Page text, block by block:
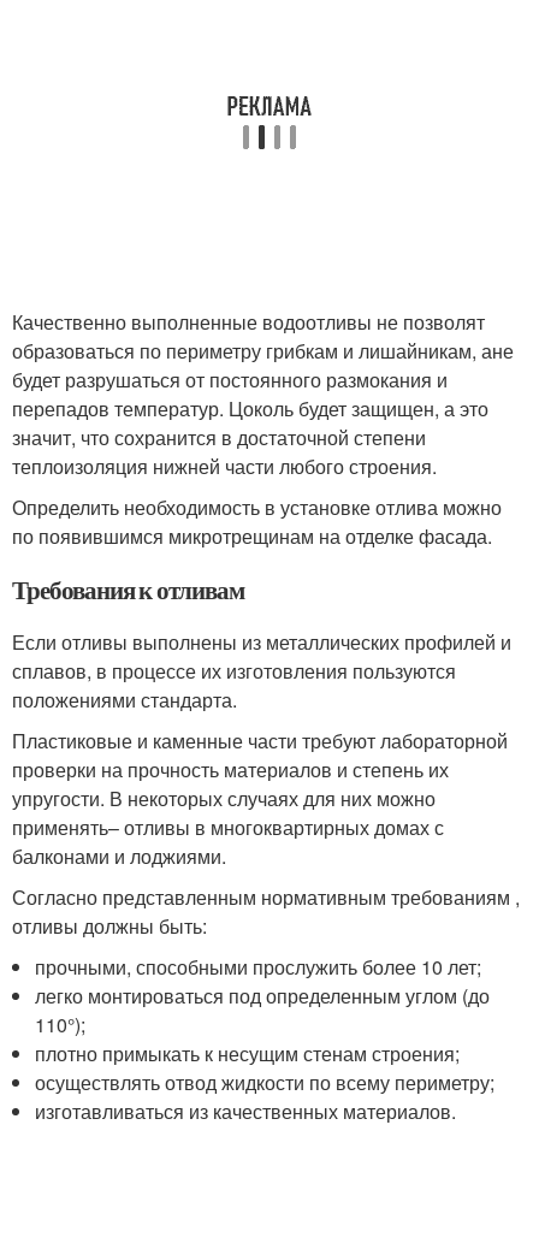
Качественно выполненные водоотливы не позволят
образоваться по периметру грибкам и лишайникам, ане
будет разрушаться от постоянного размокания и
перепадов температур. Цоколь будет защищен, а это
значит, что сохранится в достаточной степени
теплоизоляция нижней части любого строения.
Определить необходимость в установке отлива можно
по появившимся микротрещинам на отделке фасада.
Требования к отливам
Если отливы выполнены из металлических профилей и
сплавов, в процессе их изготовления пользуются
положениями стандарта.
Пластиковые и каменные части требуют лабораторной
проверки на прочность материалов и степень их
упругости. В некоторых случаях для них можно
применять– отливы в многоквартирных домах с
балконами и лоджиями.
Согласно представленным нормативным требованиям ,
отливы должны быть:
прочными, способными прослужить более 10 лет;
легко монтироваться под определенным углом (до
110°);
плотно примыкать к несущим стенам строения;
осуществлять отвод жидкости по всему периметру;
изготавливаться из качественных материалов.